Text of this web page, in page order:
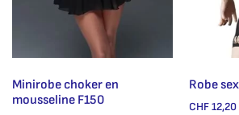
Minirobe choker en
mousseline F150
Robe
CHF12,20